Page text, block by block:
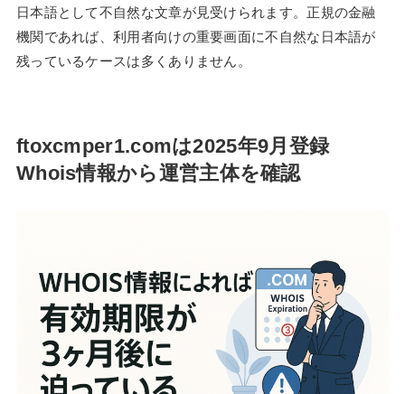
日本語として不自然な文章が見受けられます。正規の金融
機関であれば、利用者向けの重要画面に不自然な日本語が
残っているケースは多くありません。
ftoxcmper1.comは2025年9月登録
Whois情報から運営主体を確認